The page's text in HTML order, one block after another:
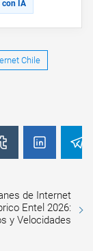
con IA
Chile
de Internet
Entel 2026:
y Velocidades